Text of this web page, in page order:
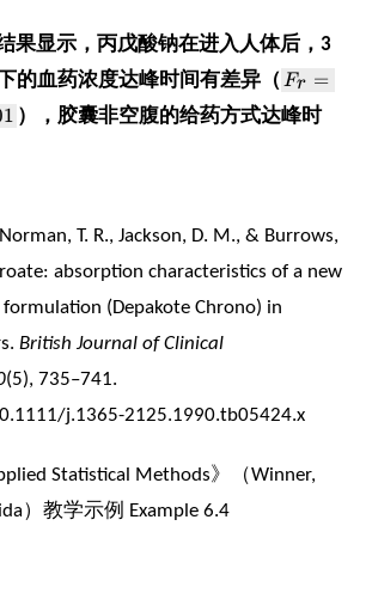
果显示，丙戊酸钠在进入人体后，3
的血药浓度达峰时间有差异（
P<0.001
Fr =
），胶囊非空腹的给药方式达峰时
T. R., Jackson, D. M., & Burrows,
absorption characteristics of a new
(Depakote Chrono) in
British Journal of Clinical
(5), 735–741.
j.1365-2125.1990.tb05424.x
Statistical Methods》（Winner,
）教学示例 Example 6.4